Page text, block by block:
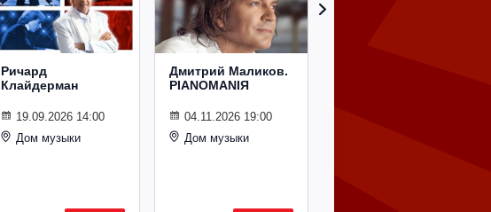
Ричард
Клайдерман
19.09.2026 14:00
Дом музыки
Дмитрий Маликов.
PIANOMANIЯ
04.11.2026 19:00
Дом музыки